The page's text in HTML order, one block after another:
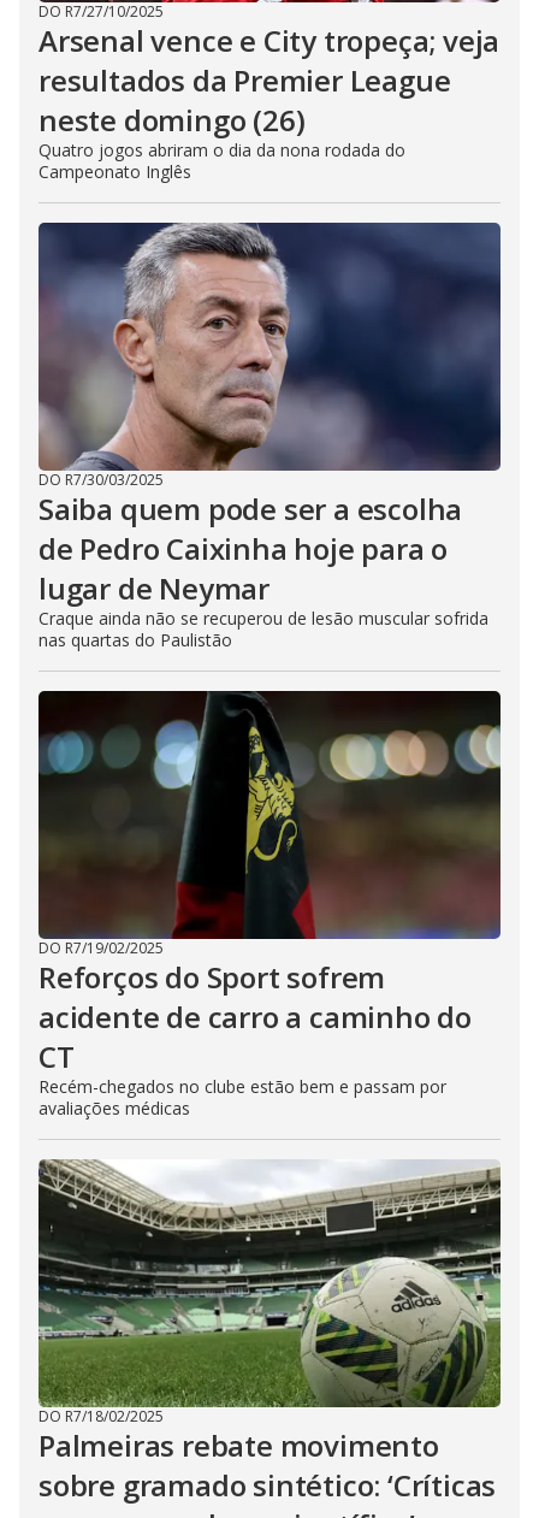
DO R7/27/10/2025
Arsenal vence e City tropeça; veja
resultados da Premier League
neste domingo (26)
Quatro jogos abriram o dia da nona rodada do
Campeonato Inglês
DO R7/30/03/2025
Saiba quem pode ser a escolha
de Pedro Caixinha hoje para o
lugar de Neymar
Craque ainda não se recuperou de lesão muscular sofrida
nas quartas do Paulistão
DO R7/19/02/2025
Reforços do Sport sofrem
acidente de carro a caminho do
CT
Recém-chegados no clube estão bem e passam por
avaliações médicas
DO R7/18/02/2025
Palmeiras rebate movimento
sobre gramado sintético: ‘Críticas